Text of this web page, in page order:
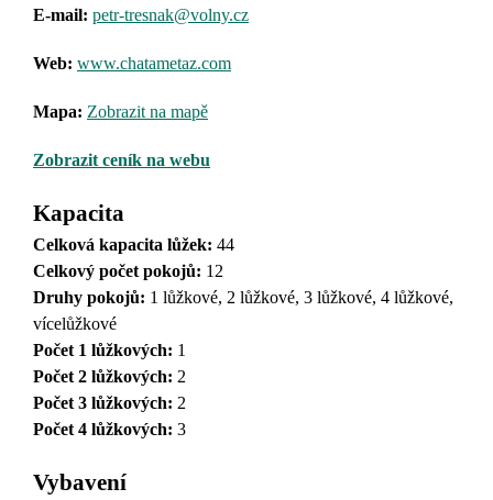
E-mail: petr-tresnak@volny.cz
Web: www.chatametaz.com
Mapa: Zobrazit na mapě
Zobrazit ceník na webu
Kapacita
Celková kapacita lůžek: 44
Celkový počet pokojů: 12
Druhy pokojů: 1 lůžkové, 2 lůžkové, 3 lůžkové, 4 lůžkové,
vícelůžkové
Počet 1 lůžkových: 1
Počet 2 lůžkových: 2
Počet 3 lůžkových: 2
Počet 4 lůžkových: 3
Vybavení